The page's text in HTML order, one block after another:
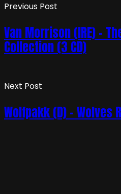
Previous Post
Van Morrison (IRE) –
Collection (3 CD)
Next Post
Wolfpakk (D) – Wolves